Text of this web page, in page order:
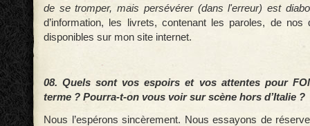
de se tromper, mais persévérer (dans l'erreur) est
d’information, les livrets, contenant les paroles, de nos
disponibles sur mon site internet.
08. Quels sont vos espoirs et vos attentes pour
terme ? Pourra-t-on vous voir sur scène hors d’Italie ?
Nous l’espérons sincèrement. Nous essayons de